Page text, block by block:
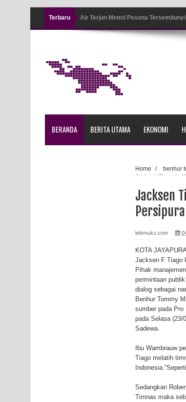
Terbaru Air Terjun Memti Pesona
Pencarian Hari Keenam Korban
Polresta Jayapura Kota Mengungkap
Profil Lengkap Papua Barat, Bumi
Lima Rumah Pribadi Terbakar Di
Gempa M3,3 Guncang Nabire, BMKG
Mama-Mama Pasar Lama Sentani
Polres Jayapura Terima Laporan
Marthen Medlama Sebut Pemprov
BRI Region 18 Jayapura Salurkan
BERANDA BERITA UTAMA EKONOMI
Home / benhur
Jacksen Tiago
Jacksen
Persipura
lelemuku.com
KOTA
Jacksen F Tiago
Pihak
permintaan
dialog sebagai
Benhur Tommy
sumber pada Pro
pada Selasa (23/
Sadewa.
Ibu Wambrauw
Tiago melatih
Sedangkan
Timnas maka